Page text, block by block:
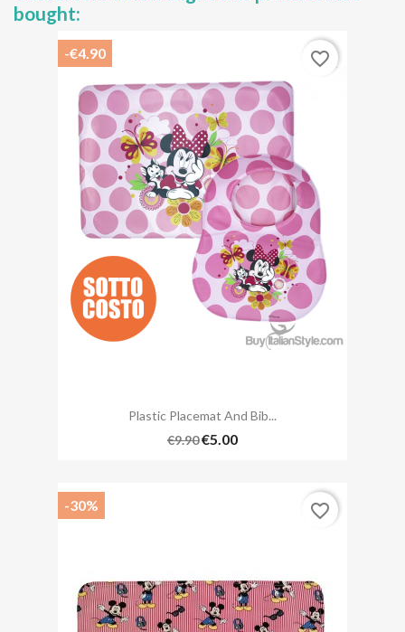
bought:
Plastic Placemat And Bib...
€9.90€5.00
-€4.90 favorite_border
-30% favorite_border